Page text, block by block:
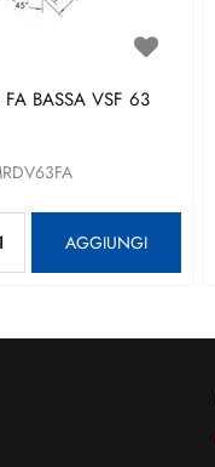
FA BASSA VSF 63
AGGIUNGI